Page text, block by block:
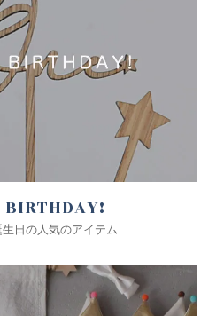
BIRTHDAY!
日の人気のアイテム